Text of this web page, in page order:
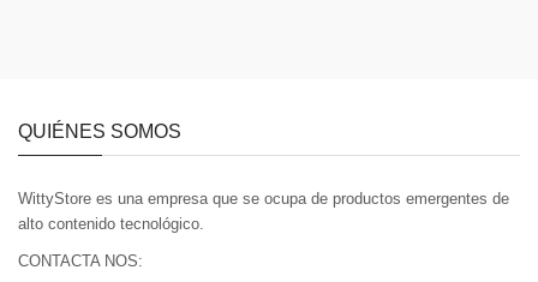
QUIÉNES SOMOS
WittyStore es una empresa que se ocupa de productos emergentes de
alto contenido tecnológico.
CONTACTA NOS: